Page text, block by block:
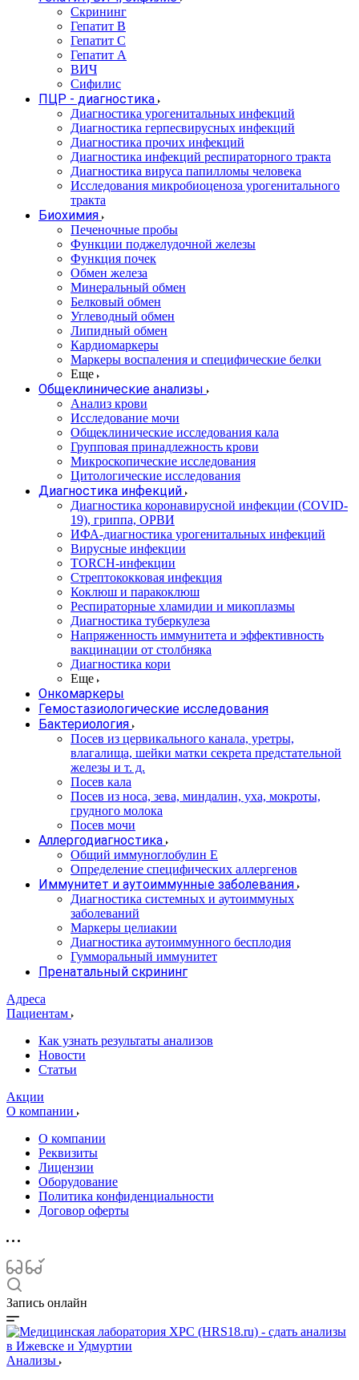
Скрининг
Гепатит В
Гепатит С
Гепатит А
ВИЧ
Сифилис
ПЦР - диагностика
Диагностика урогенитальных инфекций
Диагностика герпесвирусных инфекций
Диагностика прочих инфекций
Диагностика инфекций респираторного тракта
Диагностика вируса папилломы человека
Исследования микробиоценоза урогенитального
тракта
Биохимия
Печеночные пробы
Функции поджелудочной железы
Функция почек
Обмен железа
Минеральный обмен
Белковый обмен
Углеводный обмен
Липидный обмен
Кардиомаркеры
Маркеры воспаления и специфические белки
Еще
Общеклинические анализы
Анализ крови
Исследование мочи
Общеклинические исследования кала
Групповая принадлежность крови
Микроскопические исследования
Цитологические исследования
Диагностика инфекций
Диагностика коронавирусной инфекции (COVID-
19), гриппа, ОРВИ
ИФА-диагностика урогенитальных инфекций
Вирусные инфекции
TORCH-инфекции
Стрептококковая инфекция
Коклюш и паракоклюш
Респираторные хламидии и микоплазмы
Диагностика туберкулеза
Напряженность иммунитета и эффективность
вакцинации от столбняка
Диагностика кори
Еще
Онкомаркеры
Гемостазиологические исследования
Бактериология
Посев из цервикального канала, уретры,
влагалища, шейки матки секрета предстательной
железы и т. д.
Посев кала
Посев из носа, зева, миндалин, уха, мокроты,
грудного молока
Посев мочи
Аллергодиагностика
Общий иммуноглобулин Е
Определение специфических аллергенов
Иммунитет и аутоиммунные заболевания
Диагностика системных и аутоиммуных
заболеваний
Маркеры целиакии
Диагностика аутоиммунного бесплодия
Гумморальный иммунитет
Пренатальный скрининг
Адреса
Пациентам
Как узнать результаты анализов
Новости
Статьи
Акции
О компании
О компании
Реквизиты
Лицензии
Оборудование
Политика конфиденциальности
Договор оферты
Запись онлайн
Анализы